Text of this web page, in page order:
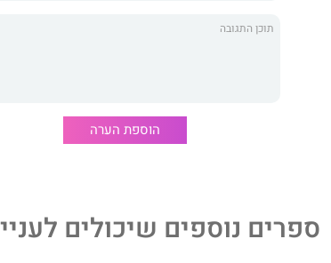
הוספת הערה
ספרים נוספים שיכולים